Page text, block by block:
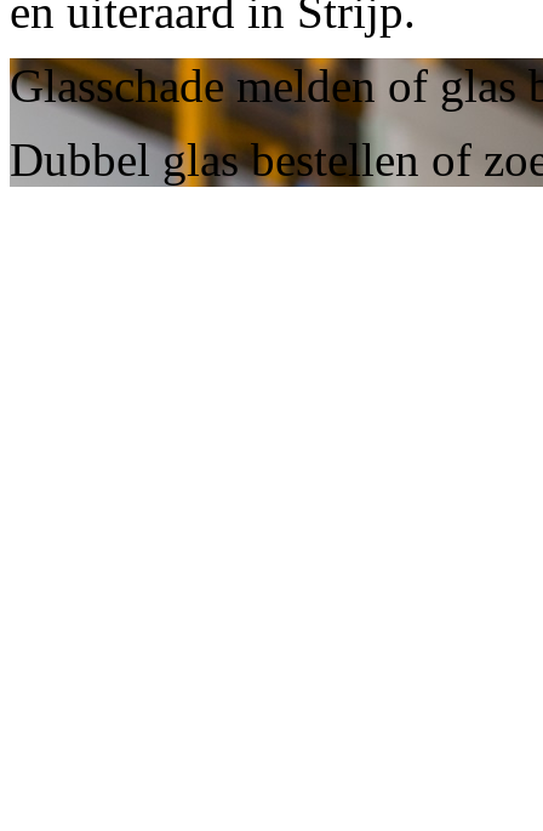
en uiteraard in Strijp.
Glasschade melden of
Dubbel glas bestellen of